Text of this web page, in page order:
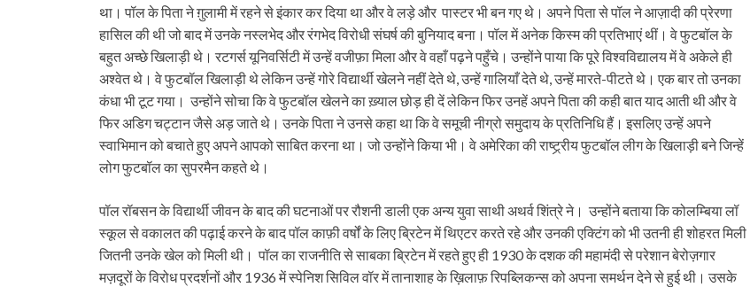
था। पॉल के पिता ने ग़ुलामी में रहने से इंकार कर दिया था और वे लड़े और पास्टर भी बन गए थे। अपने पिता से पॉल ने आज़ादी की प्रेरणा
हासिल की थी जो बाद में उनके नस्लभेद और रंगभेद विरोधी संघर्ष की बुनियाद बना। पॉल में अनेक किस्म की प्रतिभाएं थीं। वे फुटबॉल के
बहुत अच्छे खिलाड़ी थे। रटगर्स यूनिवर्सिटी में उन्हें वजीफ़ा मिला और वे वहाँ पढ़ने पहुँचे। उन्होंने पाया कि पूरे विश्वविद्यालय में वे अकेले ही
अश्वेत थे। वे फुटबॉल खिलाड़ी थे लेकिन उन्हें गोरे विद्यार्थी खेलने नहीं देते थे, उन्हें गालियाँ देते थे, उन्हें मारते-पीटते थे। एक बार तो उनका
कंधा भी टूट गया। उन्होंने सोचा कि वे फुटबॉल खेलने का ख़्याल छोड़ ही दें लेकिन फिर उनहें अपने पिता की कही बात याद आती थी और वे
फिर अडिग चट्टान जैसे अड़ जाते थे। उनके पिता ने उनसे कहा था कि वे समूची नीग्रो समुदाय के प्रतिनिधि हैं। इसलिए उन्हें अपने
स्वाभिमान को बचाते हुए अपने आपको साबित करना था। जो उन्होंने किया भी। वे अमेरिका की राष्ट्र्रीय फुटबॉल लीग के खिलाड़ी बने जिन्हें
लोग फुटबॉल का सुपरमैन कहते थे।
पॉल रॉबसन के विद्यार्थी जीवन के बाद की घटनाओं पर रौशनी डाली एक अन्य युवा साथी अथर्व शिंत्रे ने। उन्होंने बताया कि कोलम्बिया लॉ
स्कूल से वकालत की पढ़ाई करने के बाद पॉल काफ़ी वर्षों के लिए ब्रिटेन में थिएटर करते रहे और उनकी एक्टिंग को भी उतनी ही शोहरत मिली
जितनी उनके खेल को मिली थी। पॉल का राजनीति से साबका ब्रिटेन में रहते हुए ही 1930 के दशक की महामंदी से परेशान बेरोज़गार
मज़दूरों के विरोध प्रदर्शनों और 1936 में स्पेनिश सिविल वॉर में तानाशाह के ख़िलाफ़ रिपब्लिकन्स को अपना समर्थन देने से हुई थी। उसके